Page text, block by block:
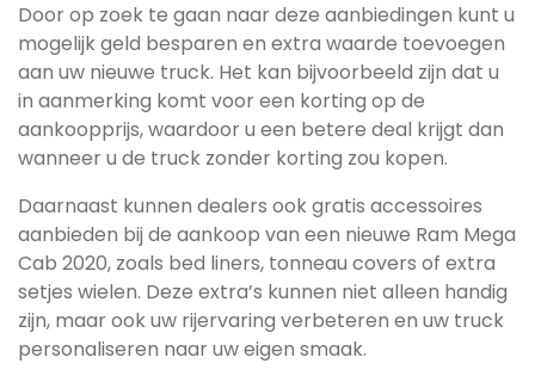
Door op zoek te gaan naar deze aanbiedingen kunt u
mogelijk geld besparen en extra waarde toevoegen
aan uw nieuwe truck. Het kan bijvoorbeeld zijn dat u
in aanmerking komt voor een korting op de
aankoopprijs, waardoor u een betere deal krijgt dan
wanneer u de truck zonder korting zou kopen.
Daarnaast kunnen dealers ook gratis accessoires
aanbieden bij de aankoop van een nieuwe Ram Mega
Cab 2020, zoals bed liners, tonneau covers of extra
setjes wielen. Deze extra’s kunnen niet alleen handig
zijn, maar ook uw rijervaring verbeteren en uw truck
personaliseren naar uw eigen smaak.